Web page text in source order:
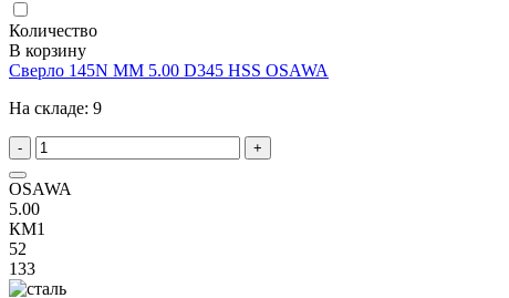
Количество
В корзину
Сверло 145N MM 5.00 D345 HSS OSAWA
На складе: 9
- +
OSAWA
5.00
КМ1
52
133